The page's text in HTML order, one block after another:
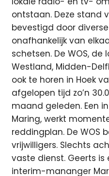
ontstaan. Deze stand
bevestigd door
onafhankelijk van
schetsen. De WOS, de
Westland, Midden-
ook te horen in Hoek
afgelopen tijd zo’n
maand geleden. Een
Maring, werkt
reddingplan. De WOS
vrijwilligers. Slechts
vaste dienst. Geerts is
interim-mananger